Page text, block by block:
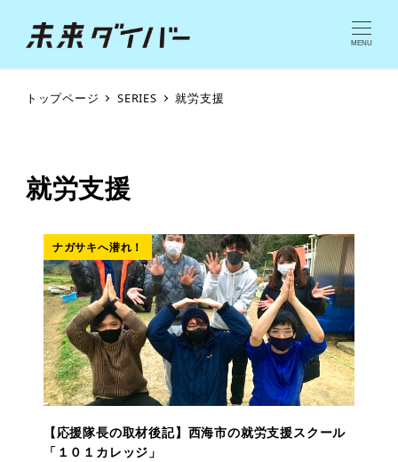
MENU
トップページ SERIES 就労支援
就労支援
ナガサキへ潜れ！
【応援隊長の取材後記】西海市の就労支援スクール
「１０１カレッジ」